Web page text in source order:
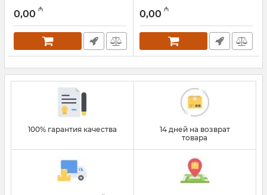
Артикул:
0,00 ₼
Артикул:
0,00 ₼
100% гарантия качества
14 дней на возврат
товара